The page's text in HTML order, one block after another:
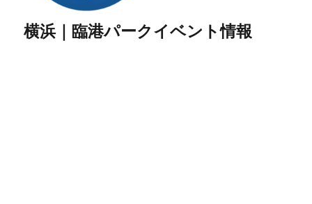
横浜｜臨港パークイベント情報